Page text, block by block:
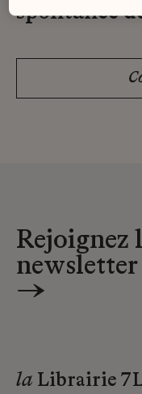
spontanée
Rejoignez
→
la Librairie